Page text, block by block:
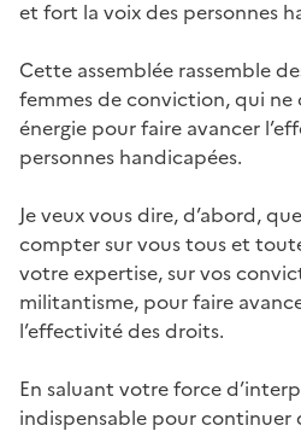
et fort la voix des personnes
Cette assemblée rassemble
femmes de conviction, qui
énergie pour faire avancer
personnes handicapées.
Je veux vous dire, d’abord,
compter sur vous tous et
votre expertise, sur vos
militantisme, pour faire
l’effectivité des droits.
En saluant votre force
indispensable pour continuer